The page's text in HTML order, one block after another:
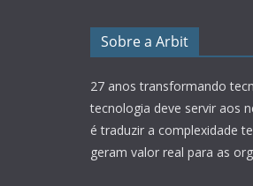
Sobre a Arbit
27 anos transformando
tecnologia deve servir aos
é traduzir a complexidade
geram valor real para as